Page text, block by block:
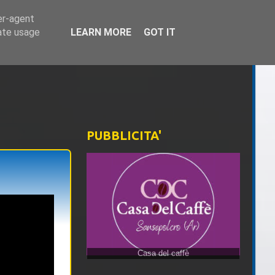
PUBBLICITA'
agent
usage
LEARN MORE GOT IT